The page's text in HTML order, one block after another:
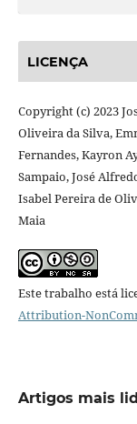
LICENÇA
Copyright (c) 2023
Oliveira da Silva,
Fernandes, Kayron
Sampaio, José
Isabel Pereira de
Maia
Este trabalho está
Attribution-
Artigos mais